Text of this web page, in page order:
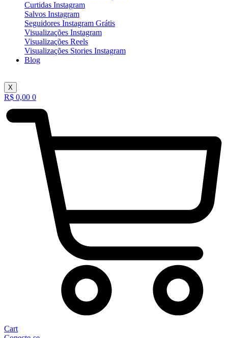
Curtidas Instagram
Salvos Instagram
Seguidores Instagram Grátis
Visualizações Instagram
Visualizações Reels
Visualizações Stories Instagram
Blog
X
R$ 0,00 0
Cart